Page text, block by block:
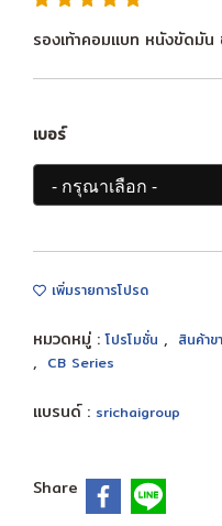
รองเท้าคอมแบท หนังขัดมั
เบอร์
เพิ่มรายการโปรด
หมวดหมู่ :โปรโมชั่น , สินค้าข
, CB Series
แบรนด์ : srichaigroup
Share